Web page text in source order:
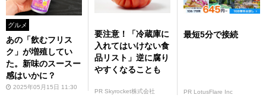
グルメ
あの「飲むフリス
ク」が増殖してい
た。新味のスースー
感はいかに？
2025年05月15日 11:30
要注意！「冷蔵庫に
入れてはいけない食
品リスト」逆に腐り
やすくなることも
PR Skyrocket株式会社
最短5分で接続
PR LotusFlare Inc